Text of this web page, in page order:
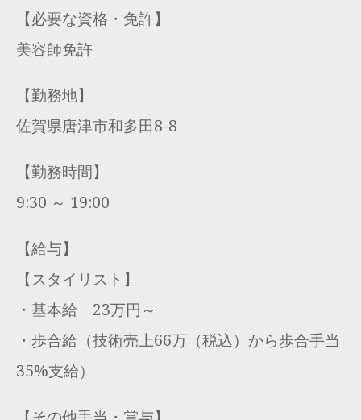
【必要な資格・免許】
美容師免許
【勤務地】
佐賀県唐津市和多田8-8
【勤務時間】
9:30 ～ 19:00
【給与】
【スタイリスト】
・基本給 23万円～
・歩合給（技術売上66万（税込）から歩合手当
35%支給）